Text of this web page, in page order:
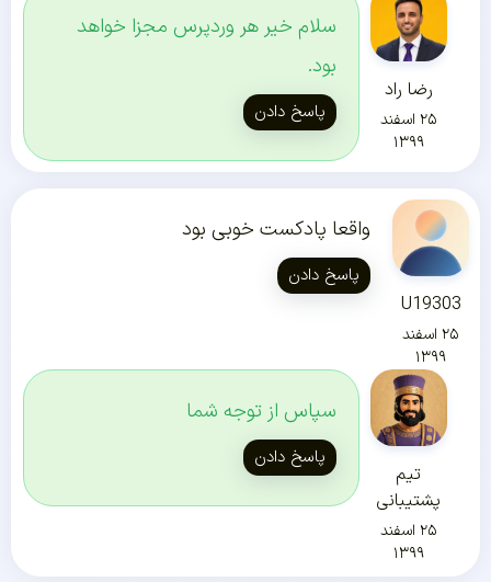
رضا راد
۲۵ اسفند
۱۳۹۹
سلام خیر هر وردپرس مجزا خواهد
بود.
پاسخ دادن
U19303
۲۵ اسفند
۱۳۹۹
واقعا پادکست خوبی بود
پاسخ دادن
تیم
پشتیبانی
۲۵ اسفند
۱۳۹۹
سپاس از توجه شما
پاسخ دادن